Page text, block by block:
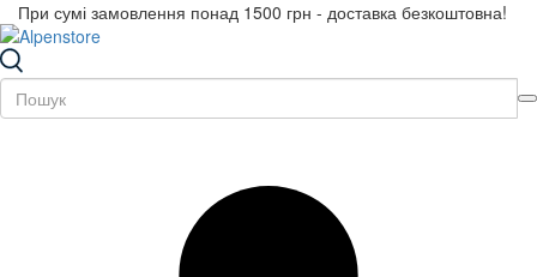
При сумі замовлення понад 1500 грн - доставка безкоштовна!